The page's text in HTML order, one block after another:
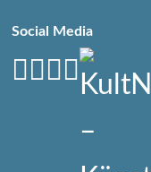
Social Media